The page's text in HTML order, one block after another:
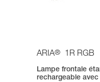
ARIA® 1R RGB
Lampe frontale
rechargeable avec